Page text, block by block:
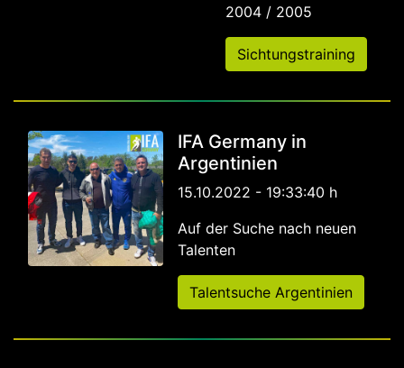
2004 / 2005
Sichtungstraining
IFA Germany in
Argentinien
15.10.2022 - 19:33:40 h
Auf der Suche nach neuen
Talenten
Talentsuche Argentinien